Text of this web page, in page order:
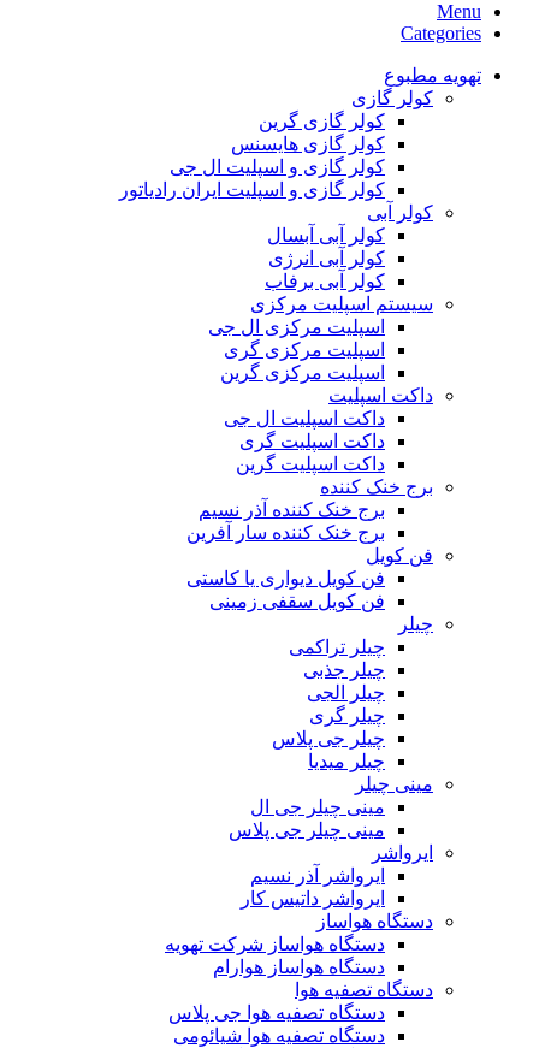
Menu
Categories
تهویه مطبوع
کولر گازی
کولر گازی گرین
کولر گازی هایسنس
کولر گازی و اسپلیت ال جی
کولر گازی و اسپلیت ایران رادیاتور
کولر آبی
کولر آبی آبسال
کولر آبی انرژی
کولر آبی برفاب
سیستم اسپلیت مرکزی
اسپلیت مرکزی ال جی
اسپلیت مرکزی گری
اسپلیت مرکزی گرین
داکت اسپلیت
داکت اسپلیت ال جی
داکت اسپلیت گری
داکت اسپلیت گرین
برج خنک کننده
برج خنک کننده آذر نسیم
برج خنک کننده سار آفرین
فن کویل
فن کویل دیواری یا کاستی
فن کویل سقفی زمینی
چیلر
چیلر تراکمی
چیلر جذبی
چیلر الجی
چیلر گری
چیلر جی پلاس
چیلر میدیا
مینی چیلر
مینی چیلر جی ال
مینی چیلر جی پلاس
ایرواشر
ایرواشر آذر نسیم
ایرواشر داتیس کار
دستگاه هواساز
دستگاه هواساز شرکت تهویه
دستگاه هواساز هوارام
دستگاه تصفیه هوا
دستگاه تصفیه هوا جی پلاس
دستگاه تصفیه هوا شیائومی